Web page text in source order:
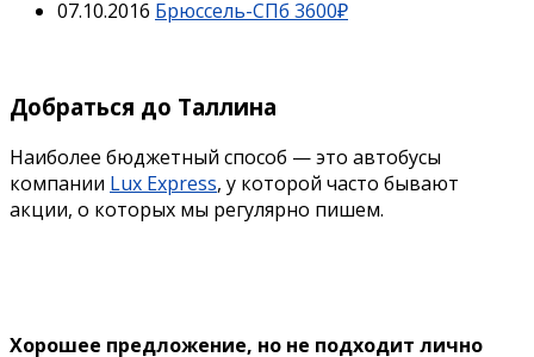
07.10.2016 Брюссель-СПб 3600₽
Добраться до Таллина
Наиболее бюджетный способ — это автобусы
компании Lux Express, у которой часто бывают
акции, о которых мы регулярно пишем.
Хорошее предложение, но не подходит лично